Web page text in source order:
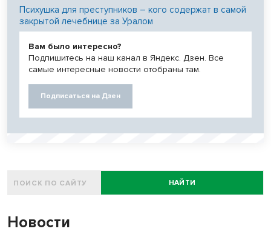
Психушка для преступников – кого содержат в самой
закрытой лечебнице за Уралом
Вам было интересно?
Подпишитесь на наш канал в Яндекс. Дзен. Все
самые интересные новости отобраны там.
Подписаться на Дзен
НАЙТИ
Новости